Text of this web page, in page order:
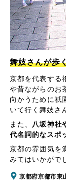
舞妓さんが歩
京都を代表する
や昔ながらのお
向かうために祇
いて行く舞妓さ
また、
八坂神社
代名詞的なスポ
京都の雰囲気を
みてはいかがで
京都府京都市東